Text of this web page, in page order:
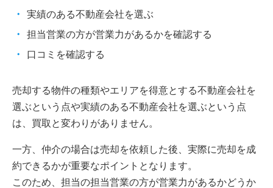
実績のある不動産会社を選ぶ
担当営業の方が営業力があるかを確認する
口コミを確認する
売却する物件の種類やエリアを得意とする不動産会社を
選ぶという点や実績のある不動産会社を選ぶという点
は、買取と変わりがありません。
一方、仲介の場合は売却を依頼した後、実際に売却を成
約できるかが重要なポイントとなります。
このため、担当の担当営業の方が営業力があるかどうか